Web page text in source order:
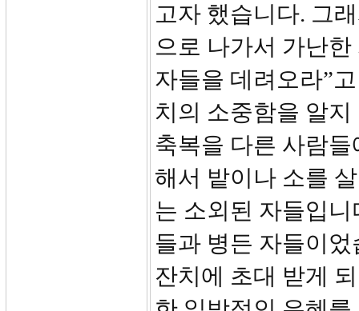
고자 했습니다. 그
으로 나가서 가난
자들을 데려오라”
치의 소중함을 알
축복을 다른 사람
해서 밭이나 소를
는 소외된 자들입
들과 병든 자들이
잔치에 초대 받게